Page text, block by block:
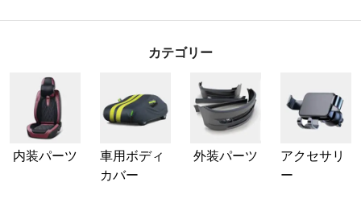
カテゴリー
内装パーツ
車用ボディ
カバー
外装パーツ
アクセサリ
ー